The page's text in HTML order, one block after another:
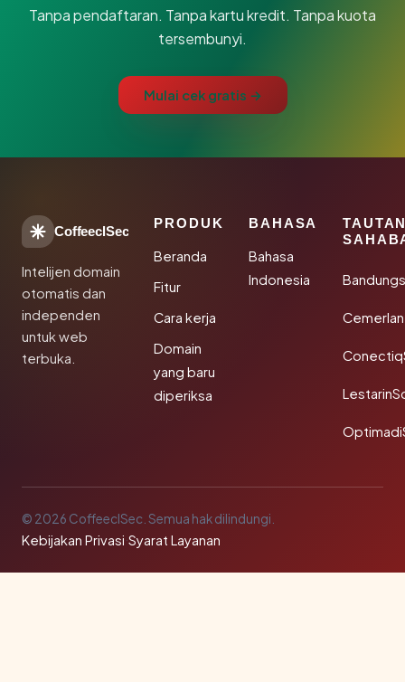
Tanpa pendaftaran. Tanpa kartu kredit. Tanpa kuota
tersembunyi.
Mulai cek gratis →
CoffeeclSec
Intelijen domain
otomatis dan
independen
untuk web
terbuka.
PRODUK
Beranda
Fitur
Cara kerja
Domain
yang baru
diperiksa
BAHASA
Bahasa
Indonesia
© 2026 CoffeeclSec. Semua hak dilindungi.
Kebijakan Privasi·Syarat Layanan